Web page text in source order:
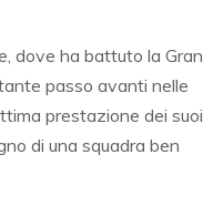
dove ha battuto la Gran
passo avanti nelle
prestazione dei suoi
di una squadra ben